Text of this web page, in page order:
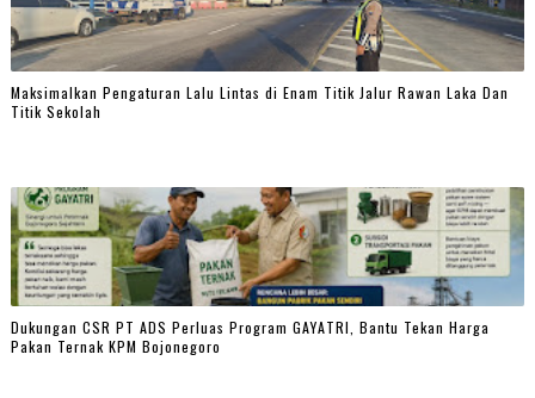
Maksimalkan Pengaturan Lalu Lintas di Enam Titik Jalur Rawan Laka Dan
Titik Sekolah
Dukungan CSR PT ADS Perluas Program GAYATRI, Bantu Tekan Harga
Pakan Ternak KPM Bojonegoro